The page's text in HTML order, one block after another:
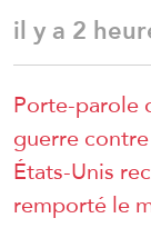
il y a 2
Porte-parole
guerre
États-Unis
remporté le